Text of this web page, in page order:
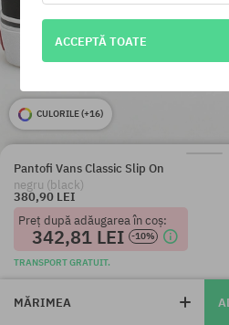
CULORILE (+16)
Pantofi Vans Classic Slip On
negru (black)
380,90 LEI
Preț după adăugarea în coș:
342,81 LEI -10%
TRANSPORT GRATUIT.
MĂRIMEA
ACCEPTĂ TOATE